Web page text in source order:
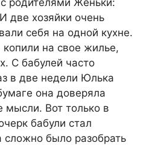
родителями Женьки:
две хозяйки очень
себя на одной кухне.
на свое жилье,
С бабулей часто
в две недели Юлька
она доверяла
мысли. Вот только в
бабули стал
было разобрать